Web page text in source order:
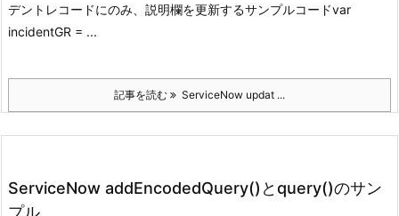
デントレコードにのみ、説明欄を更新するサンプルコードvar
incidentGR = ...
記事を読む ServiceNow updat ...
ServiceNow addEncodedQuery()とquery()のサン
プル